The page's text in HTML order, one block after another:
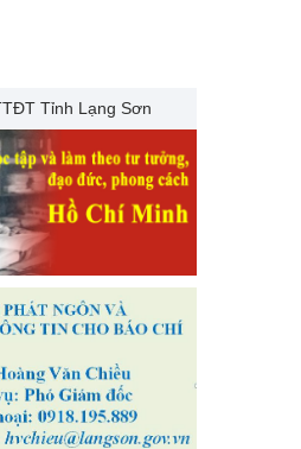
Tỉnh Lạng Sơn